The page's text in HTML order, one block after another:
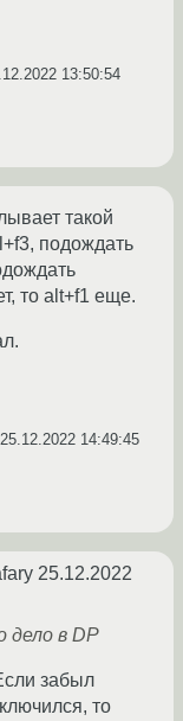
13:50:54
такой
подождать
то alt+f1 еще.
25.12.2022 14:49:45
25.12.2022
дело в DP
забыл
то